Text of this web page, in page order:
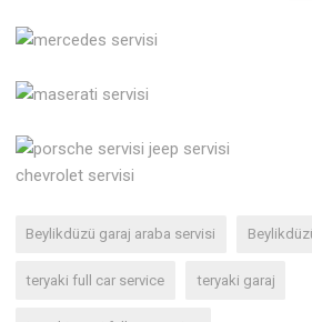
Beylikdüzü garaj araba servisi
teryaki full car service teryaki garaj